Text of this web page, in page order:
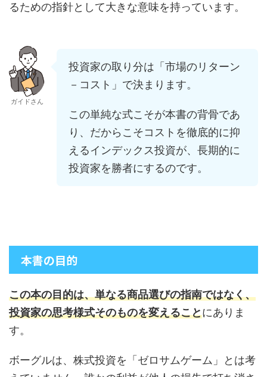
るための指針として大きな意味を持っています。
ガイドさん
投資家の取り分は「市場のリターン
－コスト」で決まります。
この単純な式こそが本書の背骨であ
り、だからこそコストを徹底的に抑
えるインデックス投資が、長期的に
投資家を勝者にするのです。
本書の目的
この本の目的は、単なる商品選びの指南ではなく、
投資家の思考様式そのものを変えることにありま
す。
ボーグルは、株式投資を「ゼロサムゲーム」とは考